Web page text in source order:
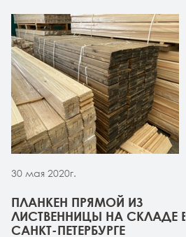
30 мая 2020г.
ПЛАНКЕН ПРЯМОЙ ИЗ
ЛИСТВЕННИЦЫ НА СКЛАДЕ В
САНКТ-ПЕТЕРБУРГЕ